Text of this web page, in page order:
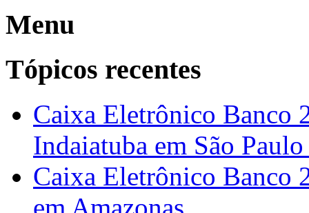
Menu
Tópicos recentes
Caixa Eletrônico Banco
Indaiatuba em São
Caixa Eletrônico Banco